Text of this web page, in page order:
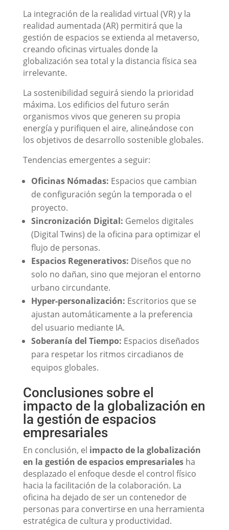
La integración de la realidad virtual (VR) y la
realidad aumentada (AR) permitirá que la
gestión de espacios se extienda al metaverso,
creando oficinas virtuales donde la
globalización sea total y la distancia física sea
irrelevante.
La sostenibilidad seguirá siendo la prioridad
máxima. Los edificios del futuro serán
organismos vivos que generen su propia
energía y purifiquen el aire, alineándose con
los objetivos de desarrollo sostenible globales.
Tendencias emergentes a seguir:
Oficinas Nómadas: Espacios que cambian
de configuración según la temporada o el
proyecto.
Sincronización Digital: Gemelos digitales
(Digital Twins) de la oficina para optimizar el
flujo de personas.
Espacios Regenerativos: Diseños que no
solo no dañan, sino que mejoran el entorno
urbano circundante.
Hyper-personalización: Escritorios que se
ajustan automáticamente a la preferencia
del usuario mediante IA.
Soberanía del Tiempo: Espacios diseñados
para respetar los ritmos circadianos de
equipos globales.
Conclusiones sobre el
impacto de la globalización en
la gestión de espacios
empresariales
En conclusión, el impacto de la globalización
en la gestión de espacios empresarialesha
desplazado el enfoque desde el control físico
hacia la facilitación de la colaboración. La
oficina ha dejado de ser un contenedor de
personas para convertirse en una herramienta
estratégica de cultura y productividad.